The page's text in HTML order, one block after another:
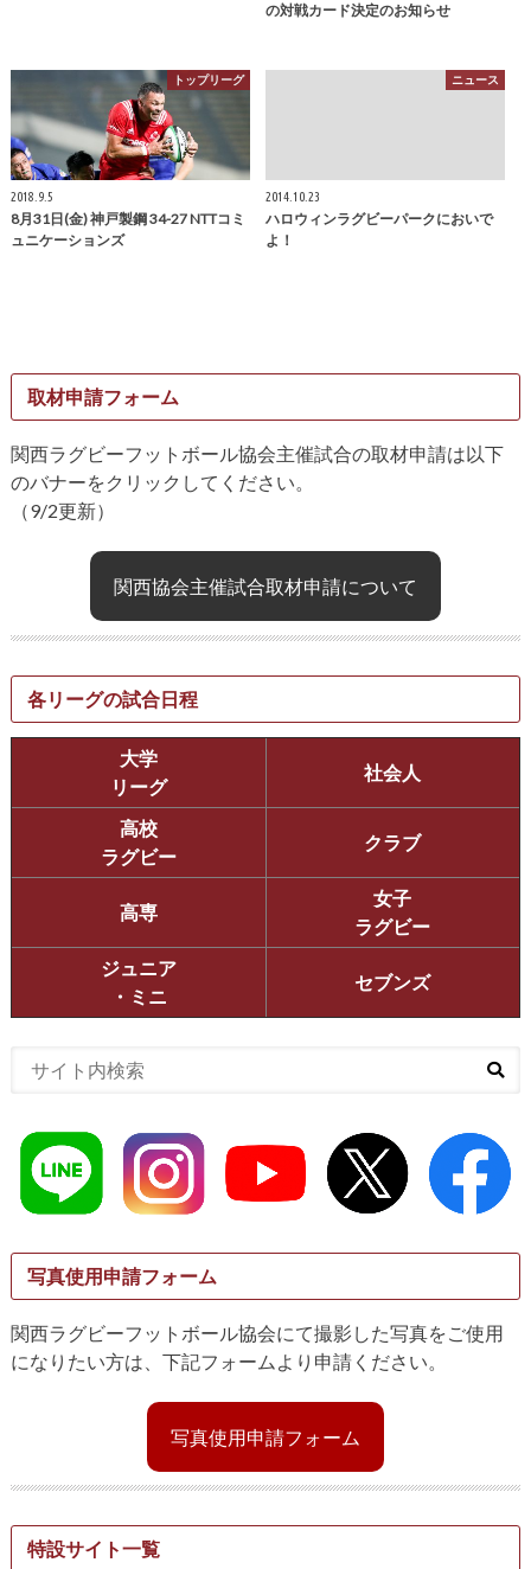
の対戦カード決定のお知らせ
トップリーグ
2018.9.5
8月31日(金) 神戸製鋼 34-27 NTTコミ
ュニケーションズ
ニュース
2014.10.23
ハロウィンラグビーパークにおいで
よ！
取材申請フォーム
関西ラグビーフットボール協会主催試合の取材申請は以下
のバナーをクリックしてください。
（9/2更新）
関西協会主催試合取材申請について
各リーグの試合日程
大学
リーグ
社会人
高校
ラグビー
クラブ
高専
女子
ラグビー
ジュニア
・ミニ
セブンズ
写真使用申請フォーム
関西ラグビーフットボール協会にて撮影した写真をご使用
になりたい方は、下記フォームより申請ください。
写真使用申請フォーム
特設サイト一覧